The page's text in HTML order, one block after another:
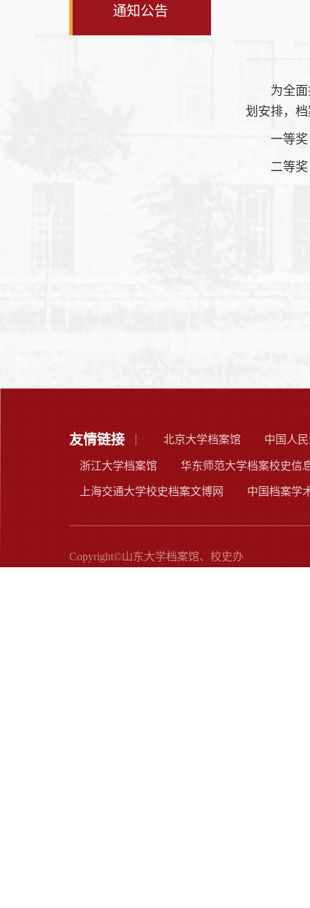
通知公告
为全
划安排，
一等
二等
友情链接 北京大学档案馆 中国人
浙江大学档案馆 华东师范大学档案校史信
上海交通大学校史档案文博网 中国档案学
Copyright©山东大学档案馆、校史办